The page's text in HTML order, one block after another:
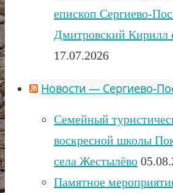
епископ Сергиево-
Дмитровский Кирилл
17.07.2026
Новости — Сергиево-
Семейный
воскресной школы
села Жестылёво
Памятное